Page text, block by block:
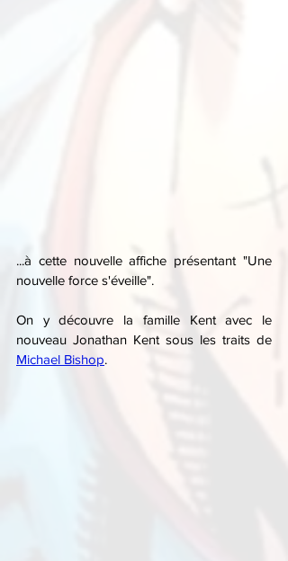
...à cette nouvelle affiche présentant "Une
nouvelle force s'éveille".
On y découvre la famille Kent avec le
Michael Bishop.